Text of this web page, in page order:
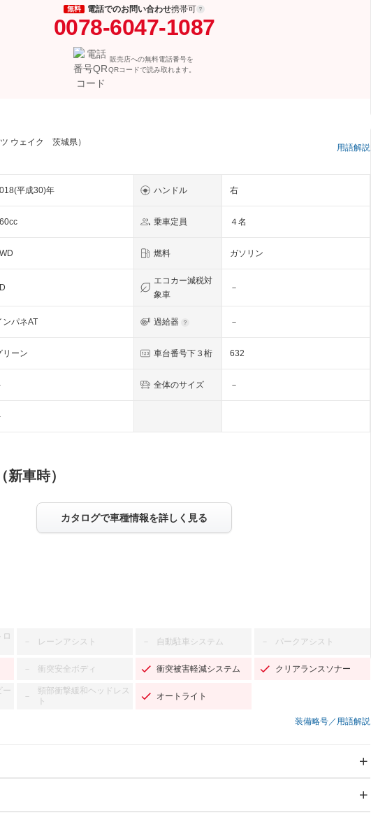
無料 電話でのお問い合わせ携帯可
0078-6047-1087
販売店への無料電話番号を
QRコードで読み取れます。
ツ ウェイク 茨城県）
用語解説
平成30)年 ハンドル 右
乗車定員 ４名
燃料 ガソリン
エコカー減税対
象車
－
ンパネAT 過給器 －
リーン 車台番号下３桁 632
全体のサイズ －
新車時）
カタログで車種情報を詳しく見る
ロ
－ レーンアシスト － 自動駐車システム － パークアシスト
－ 衝突安全ボディ 衝突被害軽減システム クリアランスソナー
ー
－
頸部衝撃緩和ヘッドレス
ト
オートライト
装備略号／用語解説
席